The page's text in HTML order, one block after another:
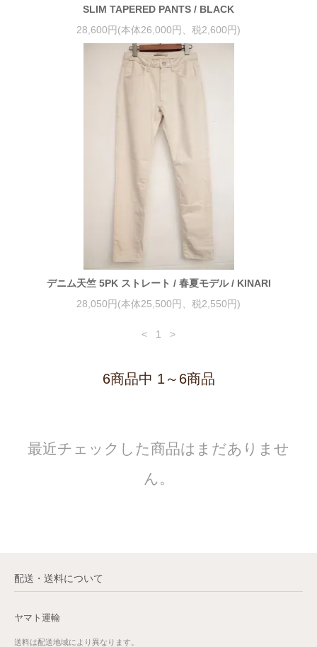
SLIM TAPERED PANTS / BLACK
28,600円(本体26,000円、税2,600円)
デニム天竺 5PK ストレート / 春夏モデル / KINARI
28,050円(本体25,500円、税2,550円)
< 1 >
6商品中 1～6商品
最近チェックした商品はまだありませ
ん。
配送・送料について
ヤマト運輸
送料は配送地域により異なります。